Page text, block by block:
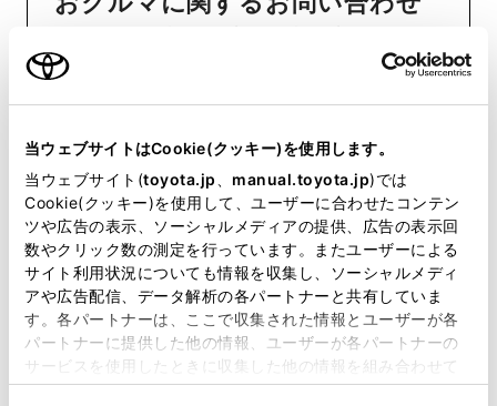
当ウェブサイトはCookie(クッキー)を使用します。
当ウェブサイト(toyota.jp manual.toyota.jp)では
Cookie(クッキー)を使用して、ユーザーに合わせたコンテン
ツや広告の表示、ソーシャルメディアの提供、広告の表示回
数やクリック数の測定を行っています。またユーザーによる
サイト利用状況についても情報を収集し、ソーシャルメディ
アや広告配信、データ解析の各パートナーと共有していま
す。各パートナーは、ここで収集された情報とユーザーが各
パートナーに提供した他の情報、ユーザーが各パートナーの
サービスを使用したときに収集した他の情報を組み合わせて
使用することがあります。当ウェブサイトの使用を続行する
用意いただくとスムーズな対応
が可能です。
リコール等情報はこちら